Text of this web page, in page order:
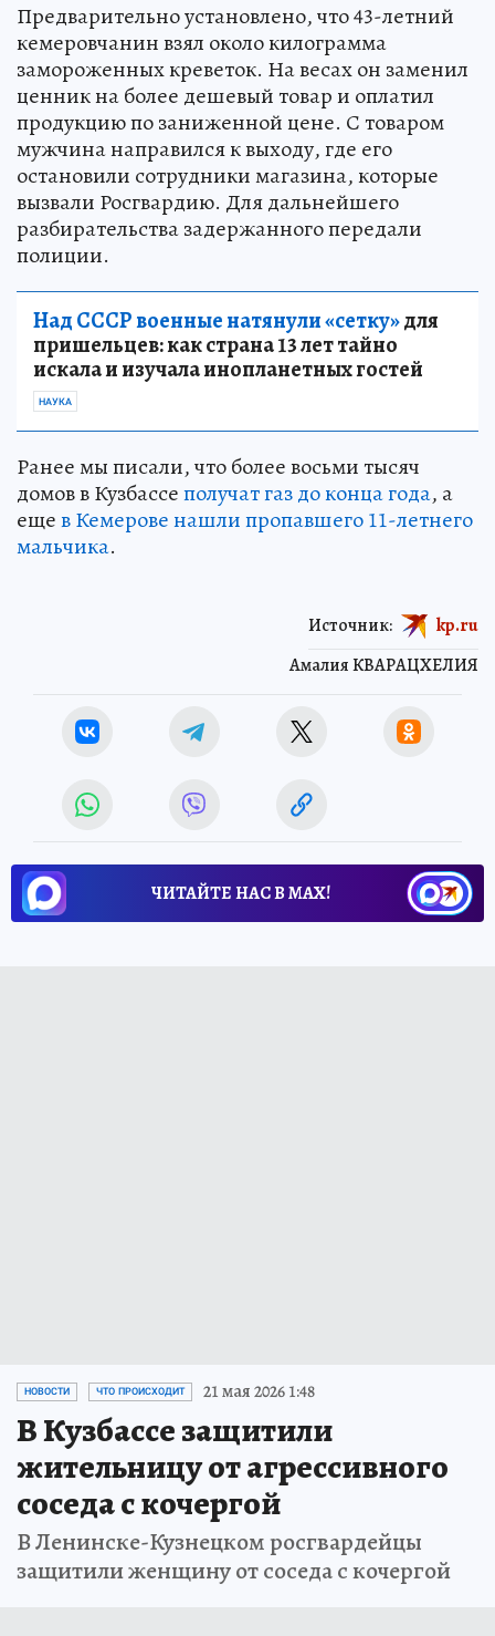
Предварительно установлено, что 43-летний
кемеровчанин взял около килограмма
замороженных креветок. На весах он заменил
ценник на более дешевый товар и оплатил
продукцию по заниженной цене. С товаром
мужчина направился к выходу, где его
остановили сотрудники магазина, которые
вызвали Росгвардию. Для дальнейшего
разбирательства задержанного передали
полиции.
Над СССР военные натянули «сетку»для
пришельцев: как страна 13 лет тайно
искала и изучала инопланетных гостей
НАУКА
Ранее мы писали, что более восьми тысяч
домов в Кузбассеполучат газ до конца года, а
ещев Кемерове нашли пропавшего 11-летнего
мальчика.
Амалия КВАРАЦХЕЛИЯ
Источник: kp.ru
ЧИТАЙТЕ НАС В МАХ!
НОВОСТИ ЧТО ПРОИСХОДИТ 21 мая 2026 1:48
В Кузбассе защитили
жительницу от агрессивного
соседа с кочергой
В Ленинске-Кузнецком росгвардейцы
защитили женщину от соседа с кочергой